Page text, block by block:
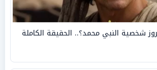
شخصية النبي محمد؟.. الحقيقة الكاملة